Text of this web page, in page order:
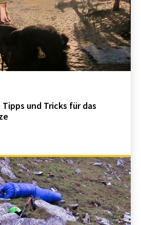
und Tricks für das